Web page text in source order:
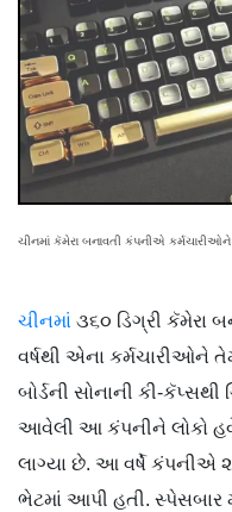
ચીનમાં કૅમેરા બનાવતી કંપનીએ
ચીનમાં ૩૬૦ ડિગ્રી કૅમેરા
વર્ષથી એના કર્મચારીઓને
બોર્ડની સોનાની કી-
આવેલી આ કંપનીને લોકો હવે
લાગ્યા છે. આ વર્ષે કંપનીએ
ભેટમાં આપી હતી. સ્પેસબાર